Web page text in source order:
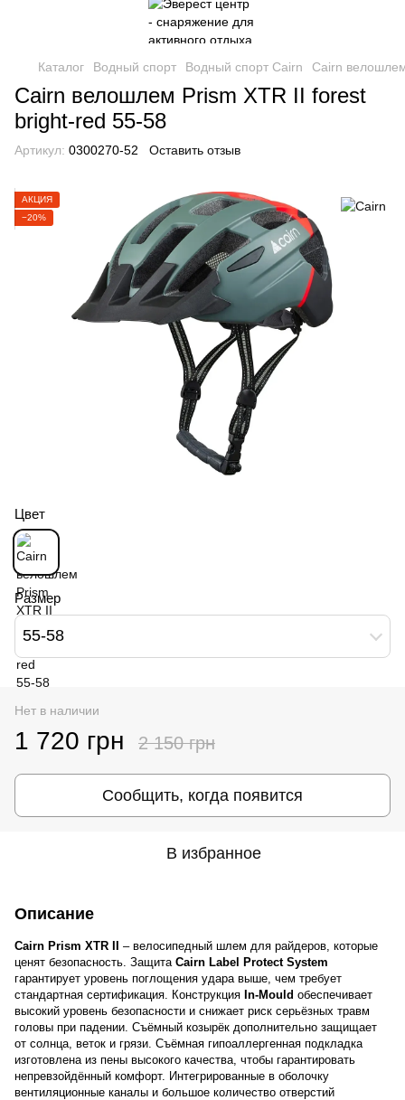
Каталог Водный спорт Водный спорт Cairn Cairn
Cairn велошлем Prism XTR II forest
bright-red 55-58
Артикул: 0300270-52 Оставить отзыв
АКЦИЯ
−20%
Цвет
Размер
55-58
Нет в наличии
1 720 грн 2 150 грн
Сообщить, когда появится
В избранное
Описание
Cairn Prism XTR II – велосипедный шлем для райдеров, которые
ценят безопасность. Защита Cairn Label Protect System
гарантирует уровень поглощения удара выше, чем требует
стандартная сертификация. Конструкция In-Mould обеспечивает
высокий уровень безопасности и снижает риск серьёзных травм
головы при падении. Съёмный козырёк дополнительно защищает
от солнца, веток и грязи. Съёмная гипоаллергенная подкладка
изготовлена из пены высокого качества, чтобы гарантировать
непревзойдённый комфорт. Интегрированные в оболочку
вентиляционные каналы и большое количество отверстий